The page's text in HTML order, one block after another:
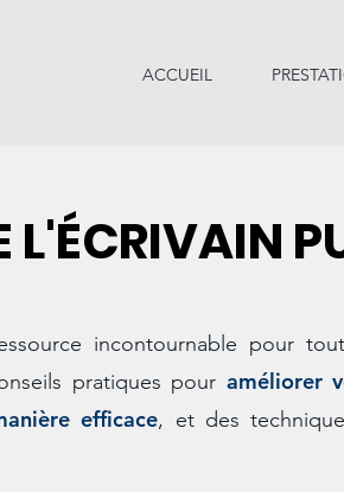
ACCUEIL
L'ÉCRIVAIN
incontournable pour
pratiques pour améliorer
efficace, et des